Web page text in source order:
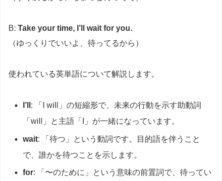
B: Take your time, I’ll wait for you.
（ゆっくりでいいよ、待ってるから）
使われている英単語について解説します。
I’ll : 「I will」の短縮形で、未来の行動を示す助動詞
「will」と主語「I」が一緒になっています。
wait: 「待つ」という動詞です。目的語を伴うこと
で、誰かを待つことを示します。
for: 「〜のために」という意味の前置詞で、待ってい